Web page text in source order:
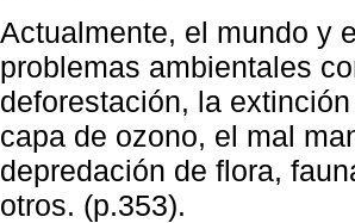
Actualmente, el mundo y
problemas ambientales
deforestación, la
capa de ozono, el mal
depredación de flora,
otros. (p.353).